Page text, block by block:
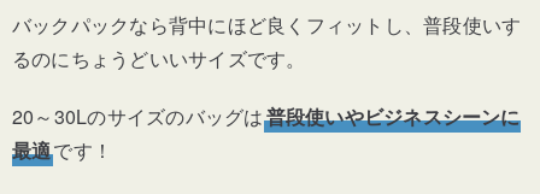
バックパックなら背中にほど良くフィットし、普段使いす
るのにちょうどいいサイズです。
20～30Lのサイズのバッグは普段使いやビジネスシーンに
最適です！